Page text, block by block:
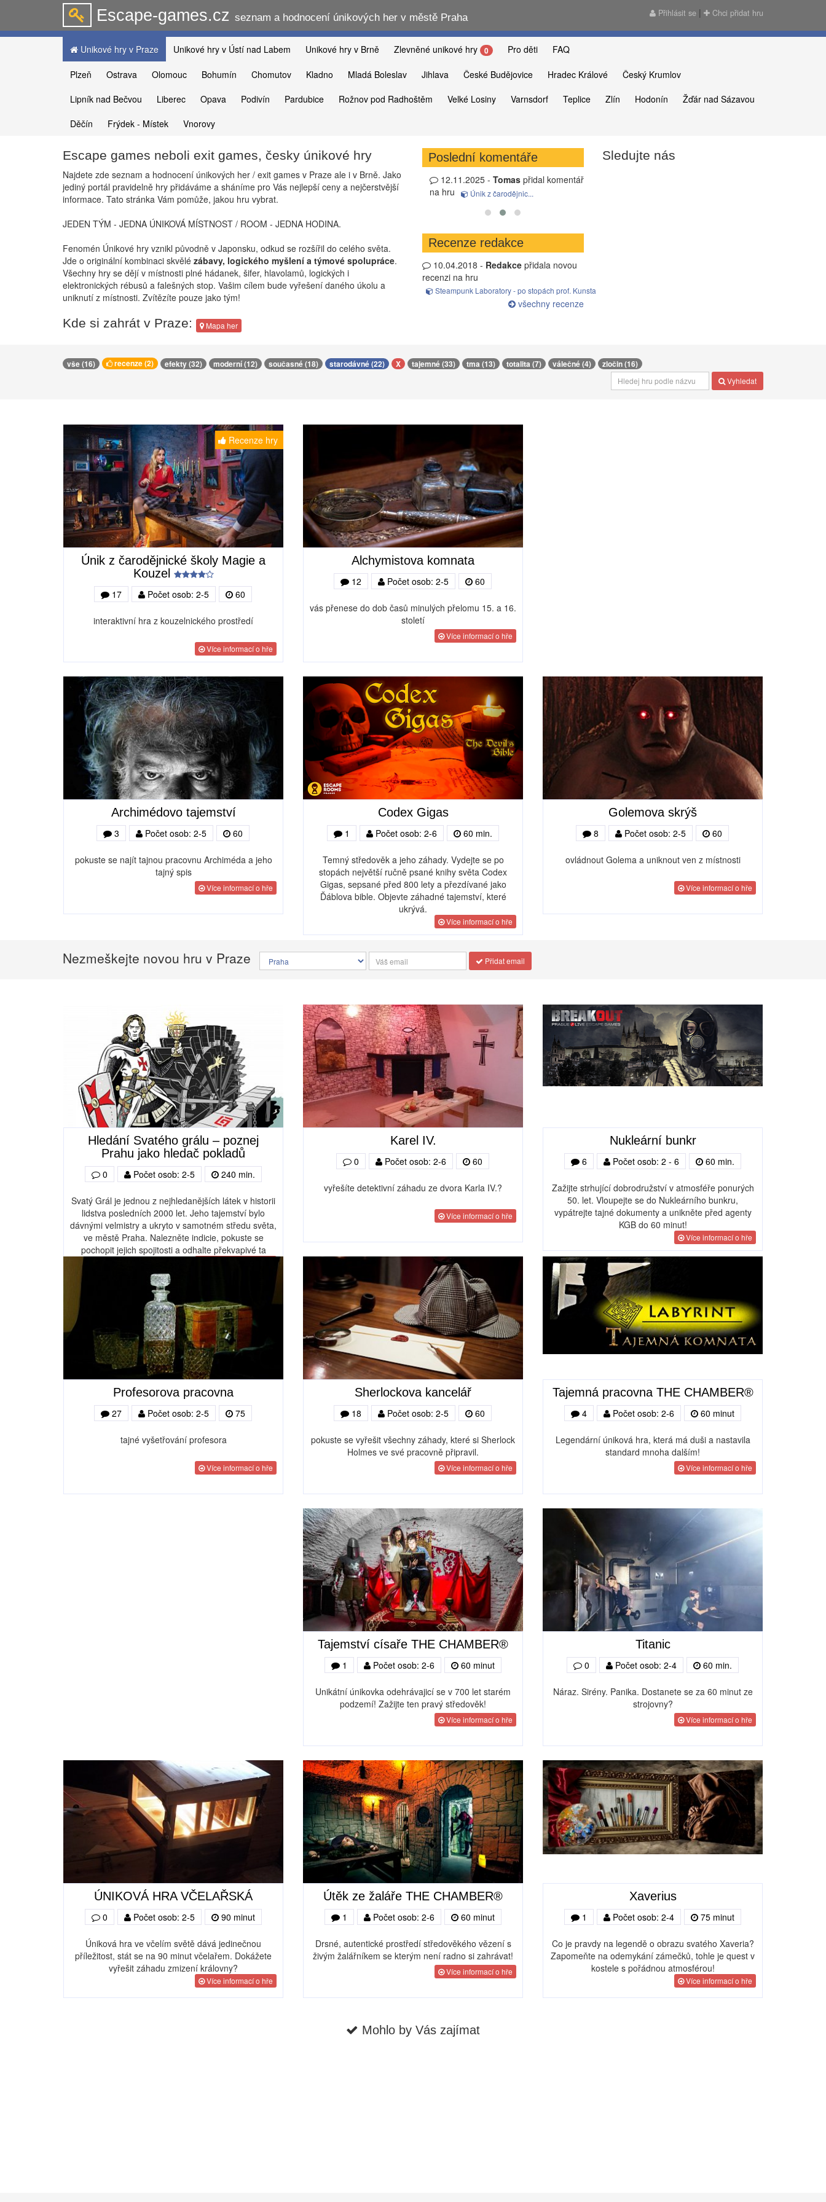
Escape-games.cz seznam a hodnocení únikových her v městě Praha Přihlásit se | Chci přidat hru
Unikové hry v Praze Unikové hry v Ústí nad Labem Unikové hry v Brně Zlevněné unikové hry 0 Pro děti FAQ
Plzeň Ostrava Olomouc Bohumín Chomutov Kladno Mladá Boleslav Jihlava České Budějovice Hradec Králové
Český Krumlov
Lipník nad Bečvou
Liberec Opava Podivín Pardubice Rožnov pod Radhoštěm Velké Losiny Varnsdorf Teplice Zlín Hodonín
Žďár nad Sázavou
Děčín
Frýdek - Místek Vnorovy
Escape games neboli exit games, česky únikové hry
Najdete zde seznam a hodnocení únikových her / exit games v Praze ale i v Brně. Jako
jediný portál pravidelně hry přidáváme a sháníme pro Vás nejlepší ceny a nejčerstvější
informace. Tato stránka Vám pomůže, jakou hru vybrat.
JEDEN TÝM - JEDNA ÚNIKOVÁ MÍSTNOST / ROOM - JEDNA HODINA.
Fenomén Únikové hry vznikl původně v Japonsku, odkud se rozšířil do celého světa.
Jde o originální kombinaci skvělé zábavy, logického myšlení a týmové spolupráce.
Všechny hry se dějí v místnosti plné hádanek, šifer, hlavolamů, logických i
elektronických rébusů a falešných stop. Vašim cílem bude vyřešení daného úkolu a
uniknutí z místnosti. Zvítězíte pouze jako tým!
Kde si zahrát v Praze: Mapa her
Poslední komentáře
přidal komentář 27.09.2025 -Jirkapřidal komentář na
hru
Zkáza Černobylu
29.04.2026 -NEFUNGUJE! přidal
komentář na hru
outlast-escape.cz
12.11.2025 - Tomaspřidal komentář
na hru
Únik z čarodějnic...
Recenze redakce
10.04.2018 - Redakce přidala novou
recenzi na hru
Steampunk Laboratory - po stopách prof. Kunsta
všechny recenze
Sledujte nás
vše (16) recenze (2) efekty (32) moderní (12) současné (18) starodávné (22) X tajemné (33) tma (13) totalita (7) válečné (4) zločin (16)
Vyhledat
Recenze hry
Únik z čarodějnické školy Magie a
Kouzel
17 Počet osob: 2-5 60
interaktivní hra z kouzelnického prostředí
Více informací o hře
Alchymistova komnata
12 Počet osob: 2-5 60
vás přenese do dob časů minulých přelomu 15. a 16.
století
Více informací o hře
Archimédovo tajemství
3 Počet osob: 2-5 60
pokuste se najít tajnou pracovnu Archiméda a jeho
tajný spis
Více informací o hře
Codex Gigas
1 Počet osob: 2-6 60 min.
Temný středověk a jeho záhady. Vydejte se po
stopách největší ručně psané knihy světa Codex
Gigas, sepsané před 800 lety a přezdívané jako
Ďáblova bible. Objevte záhadné tajemství, které
ukrývá.
Více informací o hře
Golemova skrýš
8 Počet osob: 2-5 60
ovládnout Golema a uniknout ven z místnosti
Více informací o hře
Nezmeškejte novou hru v Praze Přidat email
Hledání Svatého grálu – poznej
Prahu jako hledač pokladů
0 Počet osob: 2-5 240 min.
Svatý Grál je jednou z nejhledanějších látek v historii
lidstva posledních 2000 let. Jeho tajemství bylo
dávnými velmistry a ukryto v samotném středu světa,
ve městě Praha. Nalezněte indicie, pokuste se
pochopit jejich spojitosti a odhalte překvapivé ta
Karel IV.
0 Počet osob: 2-6 60
vyřešíte detektivní záhadu ze dvora Karla IV.?
Více informací o hře
Nukleární bunkr
6 Počet osob: 2 - 6 60 min.
Zažijte strhující dobrodružství v atmosféře ponurých
50. let. Vloupejte se do Nukleárního bunkru,
vypátrejte tajné dokumenty a unikněte před agenty
KGB do 60 minut!
Více informací o hře
Profesorova pracovna
27 Počet osob: 2-5 75
tajné vyšetřování profesora
Více informací o hře
Sherlockova kancelář
18 Počet osob: 2-5 60
pokuste se vyřešit všechny záhady, které si Sherlock
Holmes ve své pracovně připravil.
Více informací o hře
Tajemná pracovna THE CHAMBER®
4 Počet osob: 2-6 60 minut
Legendární úniková hra, která má duši a nastavila
standard mnoha dalším!
Více informací o hře
Tajemství císaře THE CHAMBER®
1 Počet osob: 2-6 60 minut
Unikátní únikovka odehrávajicí se v 700 let starém
podzemí! Zažijte ten pravý středověk!
Více informací o hře
Titanic
0 Počet osob: 2-4 60 min.
Náraz. Sirény. Panika. Dostanete se za 60 minut ze
strojovny?
Více informací o hře
ÚNIKOVÁ HRA VČELAŘSKÁ
0 Počet osob: 2-5 90 minut
Úniková hra ve včelím světě dává jedinečnou
příležitost, stát se na 90 minut včelařem. Dokážete
vyřešit záhadu zmizení královny?
Více informací o hře
Útěk ze žaláře THE CHAMBER®
1 Počet osob: 2-6 60 minut
Drsné, autentické prostředí středověkého vězení s
živým žalářníkem se kterým není radno si zahrávat!
Více informací o hře
Xaverius
1 Počet osob: 2-4 75 minut
Co je pravdy na legendě o obrazu svatého Xaveria?
Zapomeňte na odemykání zámečků, tohle je quest v
kostele s pořádnou atmosférou!
Více informací o hře
Mohlo by Vás zajímat